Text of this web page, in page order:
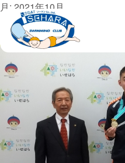
Skip
content
月: 2021年10月
伊勢原市長へ表敬訪問しました
Posted on2021年10月23日